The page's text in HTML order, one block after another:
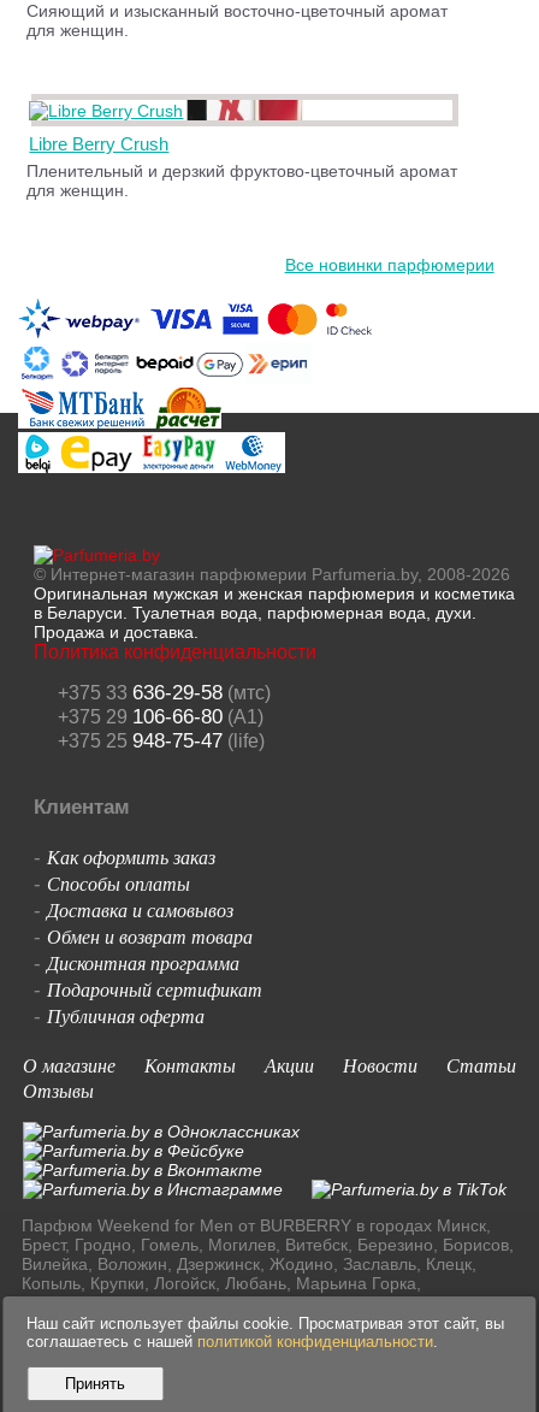
Сияющий и изысканный восточно-цветочный аромат
для женщин.
Libre Berry Crush
Пленительный и дерзкий фруктово-цветочный аромат
для женщин.
Все новинки парфюмерии
© Интернет-магазин парфюмерии Parfumeria.by, 2008-2026
Оригинальная мужская и женская парфюмерия и косметика
в Беларуси. Туалетная вода, парфюмерная вода, духи.
Продажа и доставка.
Политика конфиденциальности
+375 33 636-29-58(мтс)
+375 29 106-66-80(A1)
+375 25 948-75-47(life)
Клиентам
- Как оформить заказ
- Способы оплаты
-Доставка и самовывоз
- Обмен и возврат товара
-Дисконтная программа
- Подарочный сертификат
- Публичная оферта
О магазине
Контакты Акции Новости
Статьи
Отзывы
Парфюм Weekend for Men от BURBERRY в городах Минск,
Брест, Гродно, Гомель, Могилев, Витебск, Березино, Борисов,
Вилейка, Воложин, Дзержинск, Жодино, Заславль, Клецк,
Копыль, Крупки, Логойск, Любань, Марьина Горка,
Молодечно, Мядель, Несвиж, Слуцк, Смолевичи, Солигорск,
Старые Дороги, Столбцы, Узда, Фаниполь по доступным
ценам в Ресублике Беларусь.
Наш сайт использует файлы cookie. Просматривая этот сайт, вы
соглашаетесь с нашей политикой конфиденциальности.
Принять